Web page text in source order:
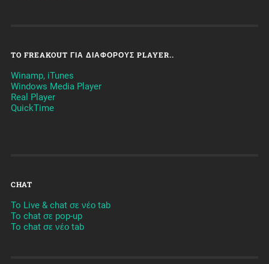
TO FREAKOUT ΓΙΑ ΔΙΆΦΟΡΟΥΣ PLAYER..
Winamp, iTunes
Windows Media Player
Real Player
QuickTime
CHAT
To Live & chat σε νέο tab
To chat σε pop-up
To chat σε νέο tab